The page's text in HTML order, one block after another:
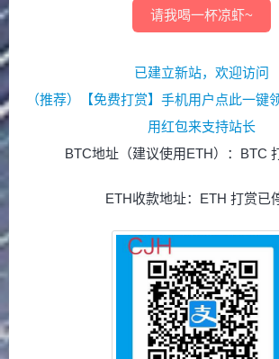
请我喝一杯凉虾~
已建立新站，欢迎访问
（推荐）【免费打赏】手机用户点此一键
用红包来支持站长
BTC地址（建议使用ETH）：BTC
ETH收款地址：ETH 打赏已